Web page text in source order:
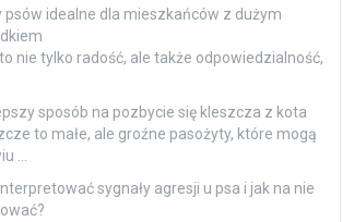
psów idealne dla mieszkańców z dużym
nie tylko radość, ale także odpowiedzialność,
sposób na pozbycie się kleszcza z kota
to małe, ale groźne pasożyty, które mogą
…
sygnały agresji u psa i jak na nie